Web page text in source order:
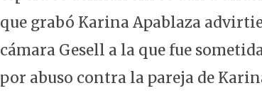
que grabó Karina Apablaza
cámara Gesell a la que fue
por abuso contra la pareja de